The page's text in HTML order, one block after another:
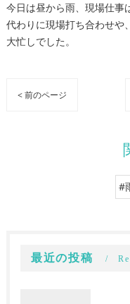
今日は昼から雨、現場仕事
代わりに現場打ち合わせや
大忙しでした。
< 前のページ
#
最近の投稿